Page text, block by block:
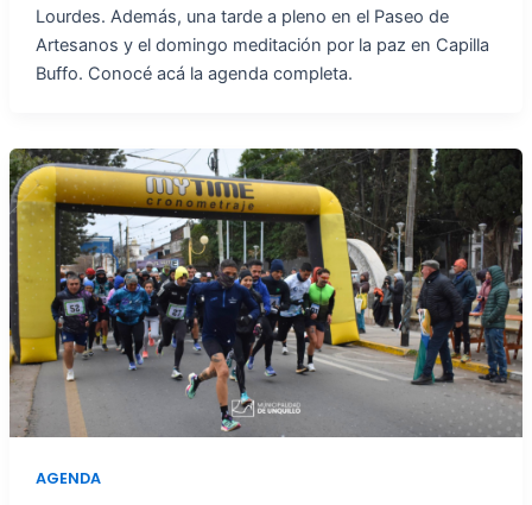
Lourdes. Además, una tarde a pleno en el Paseo de
Artesanos y el domingo meditación por la paz en Capilla
Buffo. Conocé acá la agenda completa.
AGENDA